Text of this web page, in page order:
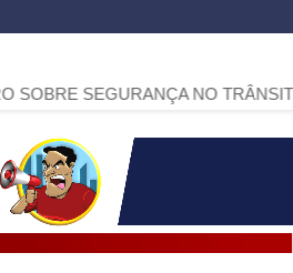
NO TRÂNSITO CHEGA A